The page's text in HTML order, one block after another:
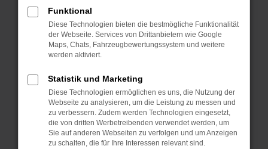
dieses erstklassige Fahrzeug zu einem
sensationellen Preis. Bei MeinAuto
Gebrauchtwagen bist du an die
Spezialisten für den Mercedes-Benz GLC
geraten. Für uns spricht, dass wir
ausschließlich Fahrzeuge aus erster
Hand anbieten und du durchweg
scheckheftgepflegte Autos erhältst. Wir
sprechen dabei von Fahrzeuge für den
Funktional
Diese Technologien bieten die bestmögliche Funktionalität
der Webseite. Services von Drittanbietern wie Google
Maps, Chats, Fahrzeugbewertungssystem und weitere
werden aktiviert.
Statistik und Marketing
Diese Technologien ermöglichen es uns, die Nutzung der
Webseite zu analysieren, um die Leistung zu messen und
zu verbessern. Zudem werden Technologien eingesetzt,
die von dritten Werbetreibenden verwendet werden, um
Sie auf anderen Webseiten zu verfolgen und um Anzeigen
zu schalten, die für Ihre Interessen relevant sind.